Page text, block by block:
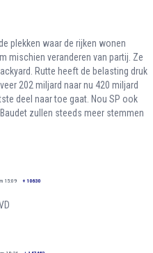
plekken waar de rijken wonen
mischien veranderen van partij. Ze
Rutte heeft de belasting druk
202 miljard naar nu 420 miljard
deel naar toe gaat. Nou SP ook
zullen steeds meer stemmen
15:09 + 10630